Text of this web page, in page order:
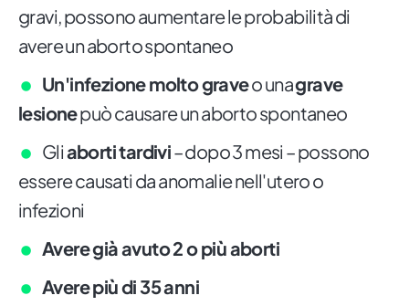
gravi, possono aumentare le probabilità di
avere un aborto spontaneo
Un'infezione molto graveo unagrave
lesionepuò causare un aborto spontaneo
Gliaborti tardivi– dopo 3 mesi – possono
essere causati da anomalie nell'utero o
infezioni
Avere già avuto 2 o più aborti
Avere più di 35 anni